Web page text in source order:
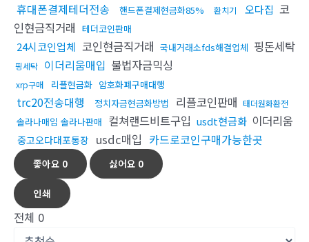
휴대폰결제테더전송 핸드폰결제현금화85% 환치기 오다집 코
인현금직거래 테더코인판매
24시코인업체 코인현금직거래 국내거래소fds해결업체 핑돈세탁
핑세탁 이더리움매입 불법자금믹싱
xrp구매 리플현금화 암호화폐구매대행
trc20전송대행 정치자금현금화방법 리플코인판매 태더원화환전
솔라나매입 솔라나판매 컬쳐랜드비트구입 usdt현금화 이더리움
중고오다대포통장 usdc매입 카드로코인구매가능한곳
좋아요 0 싫어요 0
인쇄
전체 0